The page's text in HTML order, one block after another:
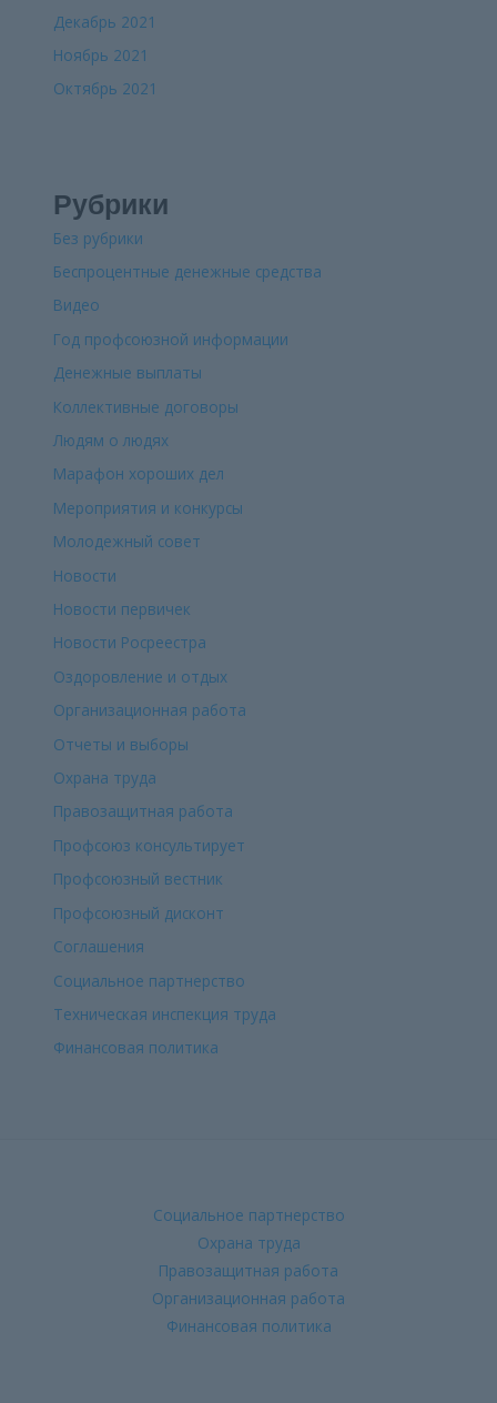
Декабрь 2021
Ноябрь 2021
Октябрь 2021
Рубрики
Без рубрики
Беспроцентные денежные средства
Видео
Год профсоюзной информации
Денежные выплаты
Коллективные договоры
Людям о людях
Марафон хороших дел
Мероприятия и конкурсы
Молодежный совет
Новости
Новости первичек
Новости Росреестра
Оздоровление и отдых
Организационная работа
Отчеты и выборы
Охрана труда
Правозащитная работа
Профсоюз консультирует
Профсоюзный вестник
Профсоюзный дисконт
Соглашения
Социальное партнерство
Техническая инспекция труда
Финансовая политика
Социальное партнерство
Охрана труда
Правозащитная работа
Организационная работа
Финансовая политика